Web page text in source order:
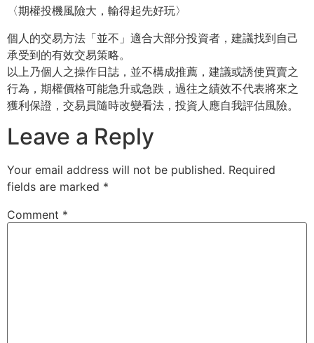
〈期權投機風險大，輸得起先好玩〉
個人的交易方法「並不」適合大部分投資者，建議找到自己
承受到的有效交易策略。
以上乃個人之操作日誌，並不構成推薦，建議或誘使買賣之
行為，期權價格可能急升或急跌，過往之績效不代表將來之
獲利保證，交易員隨時改變看法，投資人應自我評估風險。
Leave a Reply
Your email address will not be published. Required
fields are marked *
Comment *